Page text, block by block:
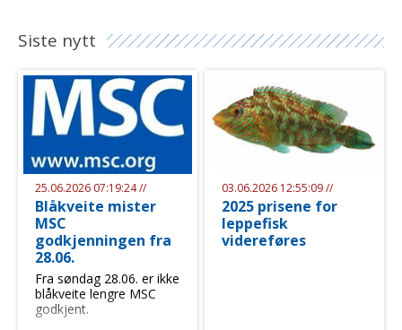
Siste nytt
25.06.2026 07:19:24 //
Blåkveite mister
MSC
godkjenningen fra
28.06.
Fra søndag 28.06. er ikke
blåkveite lengre MSC
godkjent.
03.06.2026 12:55:09 //
2025 prisene for
leppefisk
videreføres